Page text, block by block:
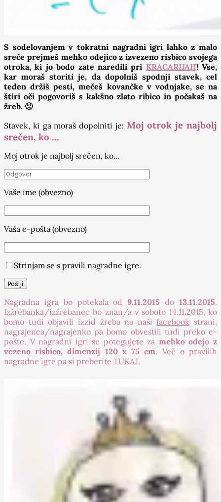
S sodelovanjem v tokratni nagradni igri lahko z malo
sreče prejmeš mehko odejico z izvezeno risbico svojega
otroka, ki jo bodo zate naredili pri KRACARIJAH! Vse,
kar moraš storiti je, da dopolniš spodnji stavek, cel
teden držiš pesti, mečeš kovančke v vodnjake, se na
štiri oči pogovoriš s kakšno zlato ribico in počakaš na
žreb. 🙂
Stavek, ki ga moraš dopolniti je: Moj otrok je najbolj
srečen, ko …
Moj otrok je najbolj srečen, ko...
Vaše ime (obvezno)
Vaša e-pošta (obvezno)
Strinjam se s pravili nagradne igre.
Nagradna igra bo potekala od9.11.2015 do13.11.2015.
Izžrebanka/izžrebanec bo znan/a v soboto 14.11.2015, ko
bomo tudi objavili izzid žreba na naši facebook strani,
nagrajenca/nagrajenko pa bomo obvestili tudi preko e-
pošte. V nagradni igri se potegujete za mehko odejo z
vezeno risbico, dimenzij 120 x 75 cm. Več o pravilih
nagradne igre pa si preberite TUKAJ.